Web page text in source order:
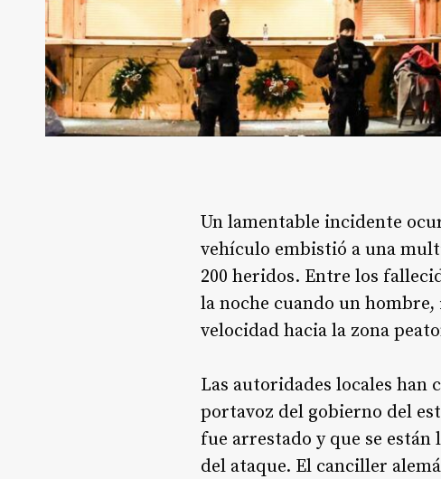
Un lamentable incidente
vehículo embistió a una
200 heridos. Entre los
la noche cuando un
velocidad hacia la zona
Las autoridades locales
portavoz del gobierno del
fue arrestado y que se
del ataque. El canciller